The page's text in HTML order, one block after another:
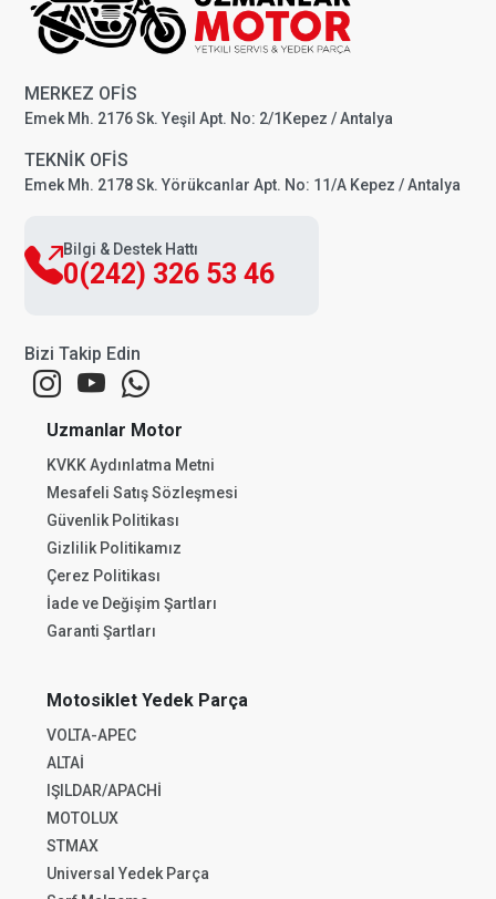
MERKEZ OFİS
Emek Mh. 2176 Sk. Yeşil Apt. No: 2/1Kepez / Antalya
TEKNİK OFİS
Emek Mh. 2178 Sk. Yörükcanlar Apt. No: 11/A Kepez / Antalya
Bilgi & Destek Hattı
0(242) 326 53 46
Bizi Takip Edin
Uzmanlar Motor
KVKK Aydınlatma Metni
Mesafeli Satış Sözleşmesi
Güvenlik Politikası
Gizlilik Politikamız
Çerez Politikası
İade ve Değişim Şartları
Garanti Şartları
Motosiklet Yedek Parça
VOLTA-APEC
ALTAİ
IŞILDAR/APACHİ
MOTOLUX
STMAX
Universal Yedek Parça